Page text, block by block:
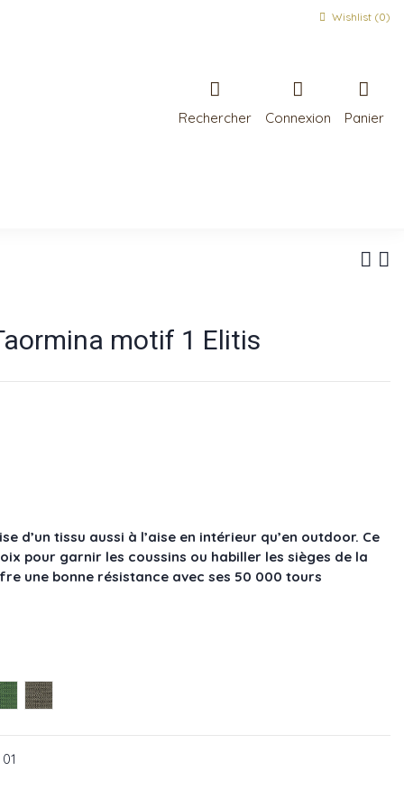
Wishlist (0)
Rechercher Connexion Panier
motif 1 Elitis
d’un tissu aussi à l’aise en intérieur qu’en outdoor. Ce
pour garnir les coussins ou habiller les sièges de la
une bonne résistance avec ses 50 000 tours
35
110 45
- réf : OD 110 46
Vert - réf : OD 110 60
Noir - réf : OD 110 85